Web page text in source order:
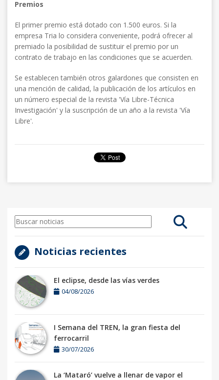
Premios
El primer premio está dotado con 1.500 euros. Si la
empresa Tria lo considera conveniente, podrá ofrecer al
premiado la posibilidad de sustituir el premio por un
contrato de trabajo en las condiciones que se acuerden.
Se establecen también otros galardones que consisten en
una mención de calidad, la publicación de los artículos en
un número especial de la revista 'Vía Libre-Técnica
Investigación' y la suscripción de un año a la revista 'Vía
Libre'.
Noticias recientes
El eclipse, desde las vías verdes
04/08/2026
I Semana del TREN, la gran fiesta del
ferrocarril
30/07/2026
La ‘Mataró’ vuelve a llenar de vapor el